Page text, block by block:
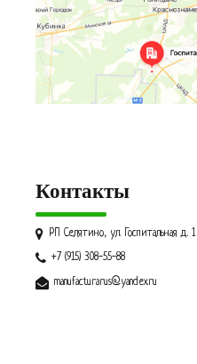
Контакты
РП Селятино, ул. Госпитальная д. 1
+7 (915) 308-55-88
manufacturarus@yandex.ru